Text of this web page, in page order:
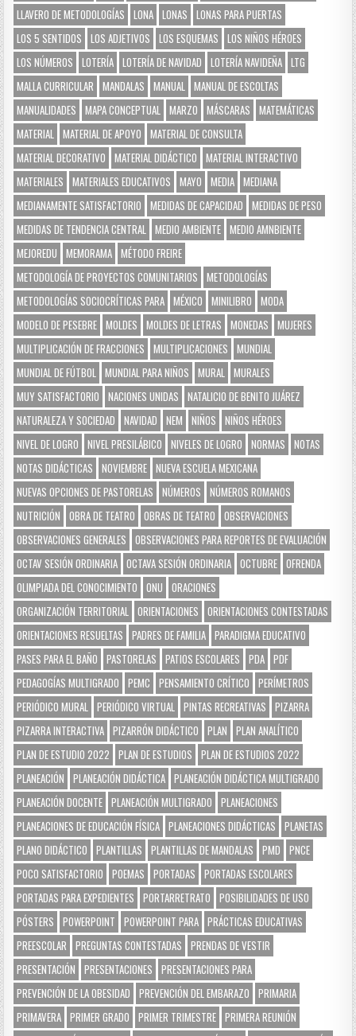
LLAVERO DE METODOLOGÍAS
LONA LONAS
LONAS PARA PUERTAS
LOS 5 SENTIDOS
LOS ADJETIVOS LOS ESQUEMAS
LOS NIÑOS HÉROES
LOS NÚMEROS
LOTERÍA LOTERÍA DE NAVIDAD LOTERÍA NAVIDEÑA LTG
MALLA CURRICULAR
MANDALAS MANUAL MANUAL DE ESCOLTAS
MANUALIDADES
MAPA CONCEPTUAL MARZO MÁSCARAS
MATEMÁTICAS
MATERIAL MATERIAL DE APOYO
MATERIAL DE CONSULTA
MATERIAL DECORATIVO
MATERIAL DIDÁCTICO
MATERIAL INTERACTIVO
MATERIALES
MATERIALES EDUCATIVOS MAYO MEDIA MEDIANA
MEDIANAMENTE SATISFACTORIO
MEDIDAS DE CAPACIDAD
MEDIDAS DE PESO
MEDIDAS DE TENDENCIA CENTRAL MEDIO AMBIENTE MEDIO AMNBIENTE
MEJOREDU
MEMORAMA MÉTODO FREIRE
METODOLOGÍA DE PROYECTOS COMUNITARIOS
METODOLOGÍAS
METODOLOGÍAS SOCIOCRÍTICAS PARA MÉXICO MINILIBRO
MODA
MODELO DE PESEBRE MOLDES MOLDES DE LETRAS MONEDAS
MUJERES
MULTIPLICACIÓN DE FRACCIONES
MULTIPLICACIONES
MUNDIAL
MUNDIAL DE FÚTBOL MUNDIAL PARA NIÑOS MURAL MURALES
MUY SATISFACTORIO
NACIONES UNIDAS
NATALICIO DE BENITO JUÁREZ
NATURALEZA Y SOCIEDAD
NAVIDAD NEM NIÑOS
NIÑOS HÉROES
NIVEL DE LOGRO
NIVEL PRESILÁBICO NIVELES DE LOGRO NORMAS
NOTAS
NOTAS DIDÁCTICAS
NOVIEMBRE NUEVA ESCUELA MEXICANA
NUEVAS OPCIONES DE PASTORELAS
NÚMEROS
NÚMEROS ROMANOS
NUTRICIÓN
OBRA DE TEATRO OBRAS DE TEATRO
OBSERVACIONES
OBSERVACIONES GENERALES
OBSERVACIONES PARA REPORTES DE EVALUACIÓN
OCTAV SESIÓN ORDINARIA OCTAVA SESIÓN ORDINARIA OCTUBRE OFRENDA
OLIMPIADA DEL CONOCIMIENTO
ONU
ORACIONES
ORGANIZACIÓN TERRITORIAL ORIENTACIONES
ORIENTACIONES CONTESTADAS
ORIENTACIONES RESUELTAS
PADRES DE FAMILIA PARADIGMA EDUCATIVO
PASES PARA EL BAÑO
PASTORELAS PATIOS ESCOLARES PDA PDF
PEDAGOGÍAS MULTIGRADO
PEMC PENSAMIENTO CRÍTICO
PERÍMETROS
PERIÓDICO MURAL PERIÓDICO VIRTUAL PINTAS RECREATIVAS
PIZARRA
PIZARRA INTERACTIVA PIZARRÓN DIDÁCTICO PLAN
PLAN ANALÍTICO
PLAN DE ESTUDIO 2022
PLAN DE ESTUDIOS
PLAN DE ESTUDIOS 2022
PLANEACIÓN
PLANEACIÓN DIDÁCTICA PLANEACIÓN DIDÁCTICA MULTIGRADO
PLANEACIÓN DOCENTE PLANEACIÓN MULTIGRADO
PLANEACIONES
PLANEACIONES DE EDUCACIÓN FÍSICA PLANEACIONES DIDÁCTICAS
PLANETAS
PLANO DIDÁCTICO
PLANTILLAS PLANTILLAS DE MANDALAS PMD
PNCE
POCO SATISFACTORIO
POEMAS PORTADAS
PORTADAS ESCOLARES
PORTADAS PARA EXPEDIENTES
PORTARRETRATO
POSIBILIDADES DE USO
PÓSTERS
POWERPOINT POWERPOINT PARA PRÁCTICAS EDUCATIVAS
PREESCOLAR
PREGUNTAS CONTESTADAS
PRENDAS DE VESTIR
PRESENTACIÓN
PRESENTACIONES
PRESENTACIONES PARA
PREVENCIÓN DE LA OBESIDAD
PREVENCIÓN DEL EMBARAZO
PRIMARIA
PRIMAVERA PRIMER GRADO PRIMER TRIMESTRE PRIMERA REUNIÓN